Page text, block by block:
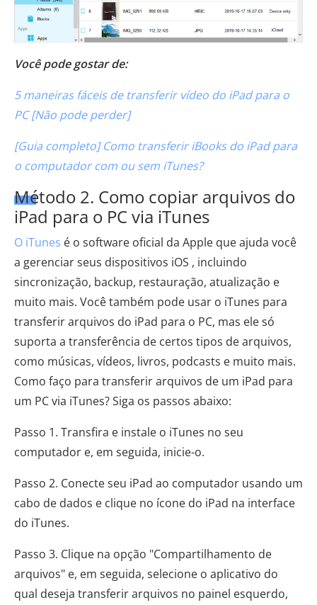
Você pode gostar de:
5 maneiras fáceis de transferir vídeo do iPad para o
PC [Não pode perder]
[Guia completo] Como transferir iBooks do iPad para
o computador com ou sem iTunes?
Método 2. Como copiar arquivos do
iPad para o PC via iTunes
O iTunes é o software oficial da Apple que ajuda você
a gerenciar seus dispositivos iOS , incluindo
sincronização, backup, restauração, atualização e
muito mais. Você também pode usar o iTunes para
transferir arquivos do iPad para o PC, mas ele só
suporta a transferência de certos tipos de arquivos,
como músicas, vídeos, livros, podcasts e muito mais.
Como faço para transferir arquivos de um iPad para
um PC via iTunes? Siga os passos abaixo:
Passo 1. Transfira e instale o iTunes no seu
computador e, em seguida, inicie-o.
Passo 2. Conecte seu iPad ao computador usando um
cabo de dados e clique no ícone do iPad na interface
do iTunes.
Passo 3. Clique na opção "Compartilhamento de
arquivos" e, em seguida, selecione o aplicativo do
qual deseja transferir arquivos no painel esquerdo,